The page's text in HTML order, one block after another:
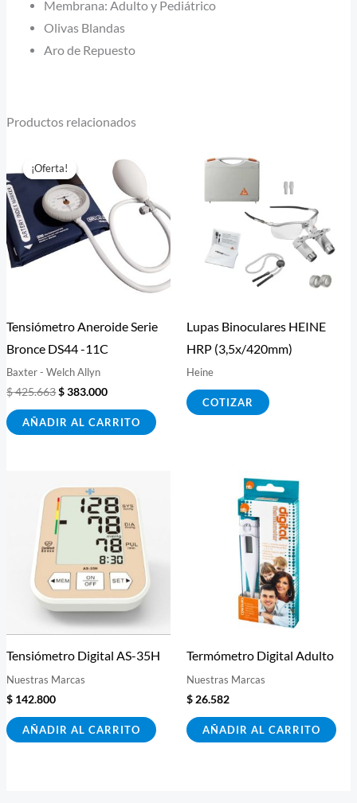
Membrana: Adulto y Pediátrico
Olivas Blandas
Aro de Repuesto
Productos relacionados
¡Oferta!
¡Oferta!
Tensiómetro Aneroide Serie
Bronce DS44 -11C
Baxter - Welch Allyn
$425.663
precio
original
era:
$ 425.663.
$383.000
precio
actual
es:
$ 383.000.
AÑADIR AL CARRITO
Lupas Binoculares HEINE
HRP (3,5x/420mm)
Heine
COTIZAR
Tensiómetro Digital AS-35H
Nuestras Marcas
$ 142.800
AÑADIR AL CARRITO
Termómetro Digital Adulto
Nuestras Marcas
$ 26.582
AÑADIR AL CARRITO